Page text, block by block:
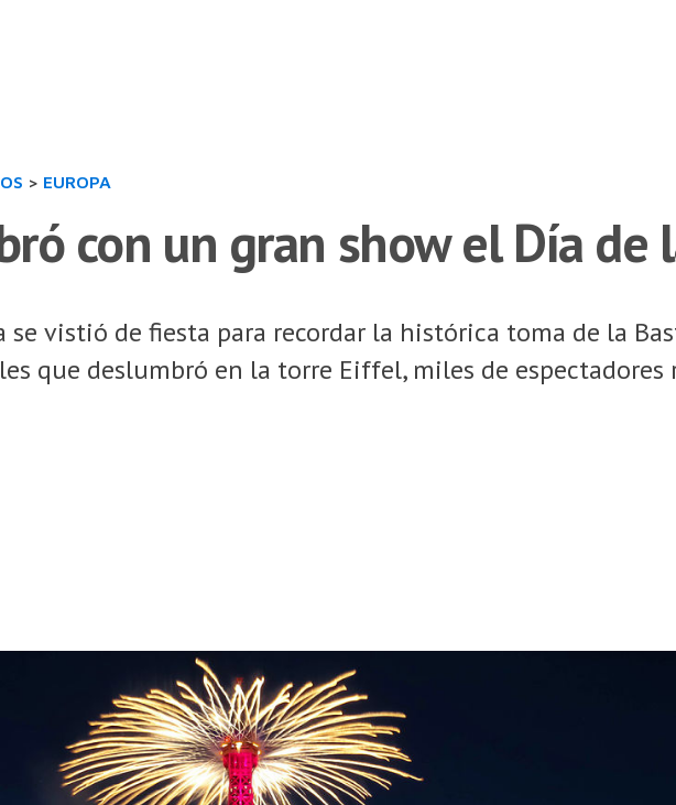
> EUROPA
con un gran show el Día de
se vistió de fiesta para recordar la histórica toma de la
que deslumbró en la torre Eiffel, miles de espectadores